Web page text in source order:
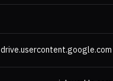
drive.usercontent.google.com